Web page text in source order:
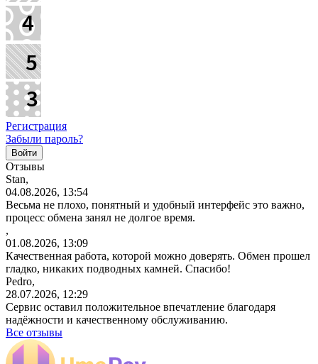
Регистрация
Забыли пароль?
Отзывы
Stan,
04.08.2026, 13:54
Весьма не плохо, понятный и удобный интерфейс это важно,
процесс обмена занял не долгое время.
,
01.08.2026, 13:09
Качественная работа, которой можно доверять. Обмен прошел
гладко, никаких подводных камней. Спасибо!
Pedro,
28.07.2026, 12:29
Сервис оставил положительное впечатление благодаря
надёжности и качественному обслуживанию.
Все отзывы